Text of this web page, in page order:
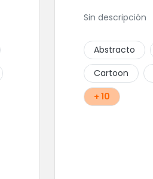
Sin descripción
Abstracto
Cartoon
+ 10